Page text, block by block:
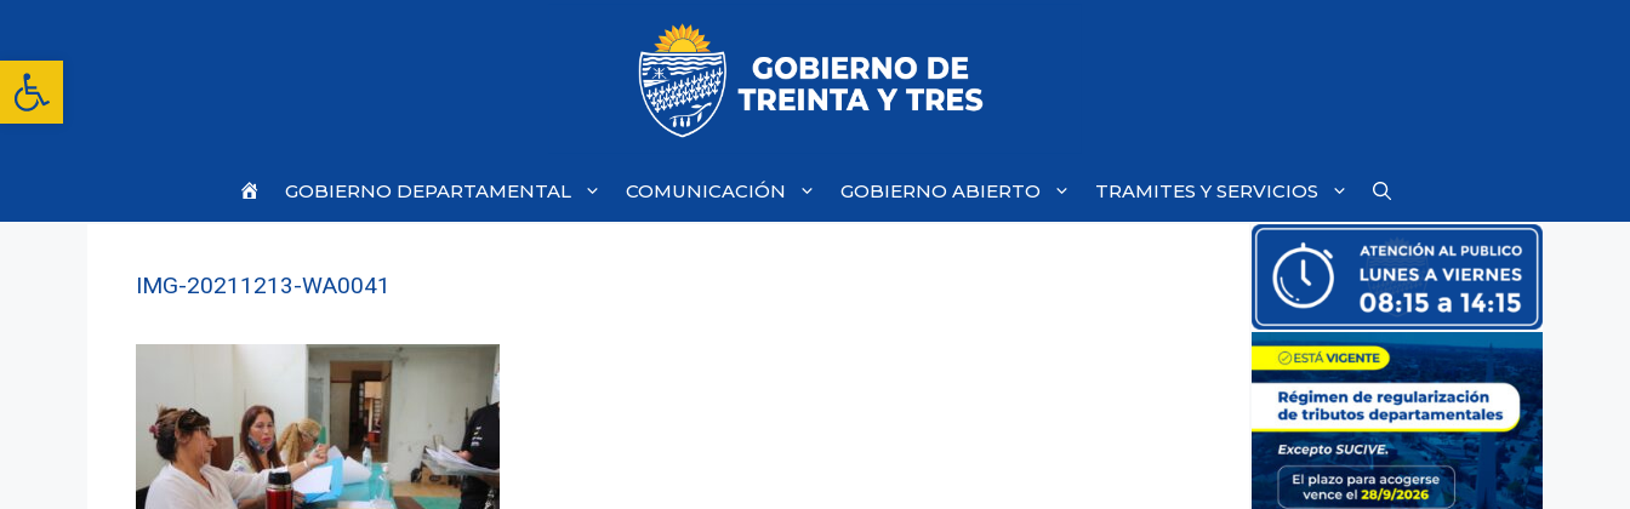
Abrir barra de herramientas
contenido
Inicio
GOBIERNO DEPARTAMENTAL COMUNICACIÓN GOBIERNO ABIERTO TRAMITES Y SERVICIOS
IMG-20211213-WA0041